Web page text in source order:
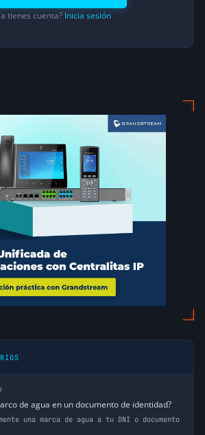
tienes cuenta? Inicia sesión
de agua en un documento de identidad?
una marca de agua a tu DNI o documento